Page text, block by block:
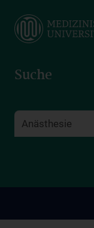
main
Suche